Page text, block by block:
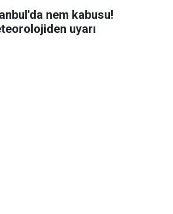
nem kabusu!
uyarı